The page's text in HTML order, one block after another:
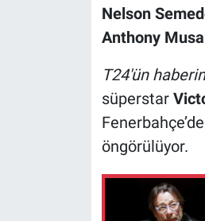
Nelson
Anthony
T24'ün
süperstar
öngörülüyor.